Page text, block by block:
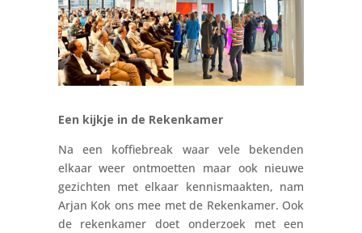
Een kijkje in de Rekenkamer
Na een koffiebreak waar vele bekenden
elkaar weer ontmoetten maar ook nieuwe
gezichten met elkaar kennismaakten, nam
Arjan Kok ons mee met de Rekenkamer. Ook
de rekenkamer doet onderzoek met een